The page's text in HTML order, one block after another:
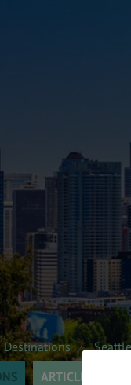
Destinations Seattle
ARTICLES